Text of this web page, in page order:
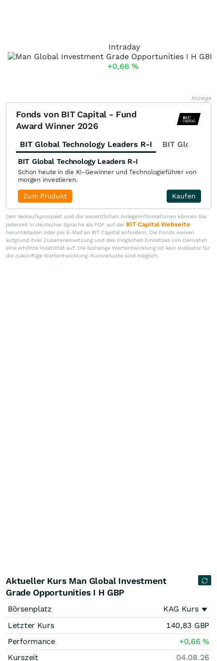
Intraday
+0,66 %
Anzeige
Fonds von BIT Capital - Fund
Award Winner 2026
BIT Global Technology Leaders R-I BIT Global
BIT Global Technology Leaders R-I
Schon heute in die KI-Gewinner und Technologieführer von
morgen investieren.
Kaufen
Zum Produkt
Den Verkaufsprospekt und die wesentlichen Anlegerinformationen können Sie
jederzeit in deutscher Sprache als PDF auf der BIT Capital Webseite
herunterladen oder per E-Mail an BIT Capital anfordern. Die Fonds weisen
aufgrund ihrer Zusammensetzung und des möglichen Einsatzes von Derivaten
eine erhöhte Volatilität auf. Die bisherige Wertentwicklung ist kein Indikator für
die zukünftige Wertentwicklung. Kursverluste sind möglich.
Aktueller Kurs Man Global Investment
Grade Opportunities I H GBP
Börsenplatz
KAG Kurs
Letzter Kurs
140,83 GBP
Performance
+0,66%
Kurszeit
04.08.26